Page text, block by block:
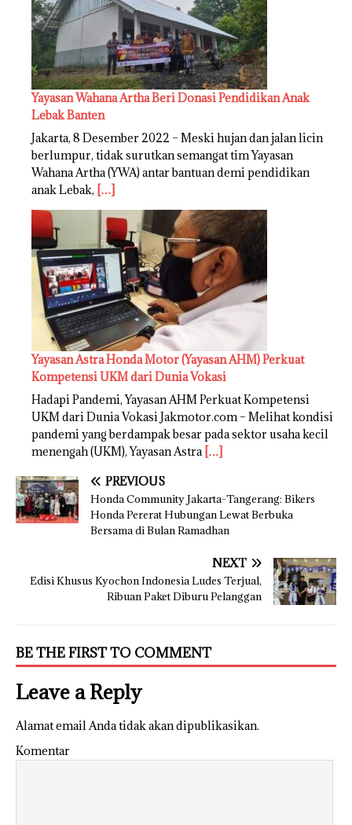
Yayasan Wahana Artha Beri Donasi Pendidikan Anak
Lebak Banten
Jakarta, 8 Desember 2022 – Meski hujan dan jalan licin
berlumpur, tidak surutkan semangat tim Yayasan
Wahana Artha (YWA) antar bantuan demi pendidikan
anak Lebak, […]
Yayasan Astra Honda Motor (Yayasan AHM) Perkuat
Kompetensi UKM dari Dunia Vokasi
Hadapi Pandemi, Yayasan AHM Perkuat Kompetensi
UKM dari Dunia Vokasi Jakmotor.com – Melihat kondisi
pandemi yang berdampak besar pada sektor usaha kecil
menengah (UKM), Yayasan Astra […]
PREVIOUS
Honda Community Jakarta-Tangerang: Bikers
Honda Pererat Hubungan Lewat Berbuka
Bersama di Bulan Ramadhan
NEXT
Edisi Khusus Kyochon Indonesia Ludes Terjual,
Ribuan Paket Diburu Pelanggan
BE THE FIRST TO COMMENT
Leave a Reply
Alamat email Anda tidak akan dipublikasikan.
Komentar